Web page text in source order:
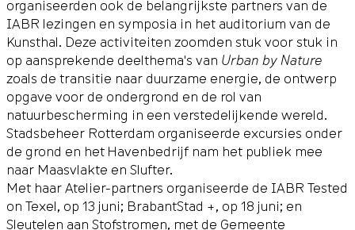
organiseerden ook de belangrijkste partners van de
IABR lezingen en symposia in het auditorium van de
Kunsthal. Deze activiteiten zoomden stuk voor stuk in
op aansprekende deelthema's van Urban by Nature
zoals de transitie naar duurzame energie, de ontwerp
opgave voor de ondergrond en de rol van
natuurbescherming in een verstedelijkende wereld.
Stadsbeheer Rotterdam organiseerde excursies onder
de grond en het Havenbedrijf nam het publiek mee
naar Maasvlakte en Slufter.
Met haar Atelier-partners organiseerde de IABR Tested
on Texel, op 13 juni; BrabantStad +, op 18 juni; en
Sleutelen aan Stofstromen, met de Gemeente